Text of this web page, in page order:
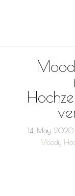
14, May, 2020
Moody